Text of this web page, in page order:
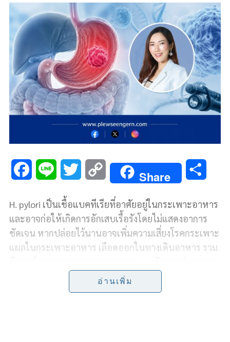
c
e
b
n
e
i
t
t
e
r
C
p
y
L
i
n
Share
a
r
e
H. pylori เป็นเชื้อแบคทีเรียที่อาศัยอยู่ในกระเพาะอาหาร
และอาจก่อให้เกิดการอักเสบเรื้อรังโดยไม่แสดงอาการ
ชัดเจน หากปล่อยไว้นานอาจเพิ่มความเสี่ยงโรคกระเพาะ
แผลในกระเพาะอาหาร เลือดออกในทางเดินอาหาร รวม
สมจึงช่วยลดความเสี่ยงภาวะแทรกซ้อนระยะยาวได้
อ่านเพิ่ม